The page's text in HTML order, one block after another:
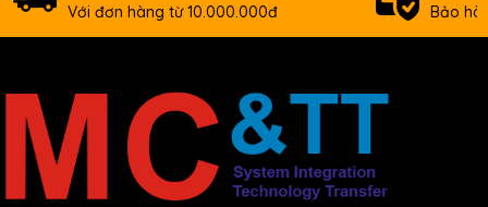
Với đơn hàng từ 10.000.000đ Bảo